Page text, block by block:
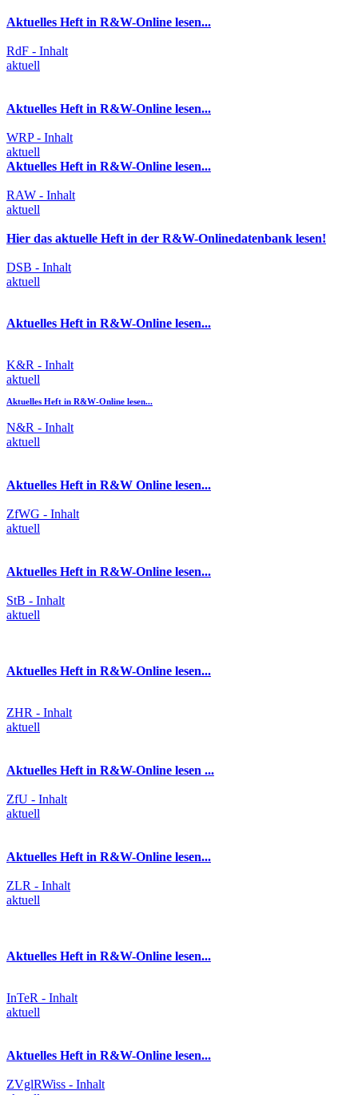
Aktuelles Heft in R&W-Online lesen...
RdF - Inhalt
aktuell
Aktuelles Heft in R&W-Online lesen...
WRP - Inhalt
aktuell
Aktuelles Heft in R&W-Online lesen...
RAW - Inhalt
aktuell
Hier das aktuelle Heft in der R&W-Onlinedatenbank lesen!
DSB - Inhalt
aktuell
Aktuelles Heft in R&W-Online lesen...
K&R - Inhalt
aktuell
Aktuelles Heft in R&W-Online lesen...
N&R - Inhalt
aktuell
Aktuelles Heft in R&W Online lesen...
ZfWG - Inhalt
aktuell
Aktuelles Heft in R&W-Online lesen...
StB - Inhalt
aktuell
Aktuelles Heft in R&W-Online lesen...
ZHR - Inhalt
aktuell
Aktuelles Heft in R&W-Online lesen ...
ZfU - Inhalt
aktuell
Aktuelles Heft in R&W-Online lesen...
ZLR - Inhalt
aktuell
Aktuelles Heft in R&W-Online lesen...
InTeR - Inhalt
aktuell
Aktuelles Heft in R&W-Online lesen...
ZVglRWiss - Inhalt